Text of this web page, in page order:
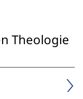
Theologie